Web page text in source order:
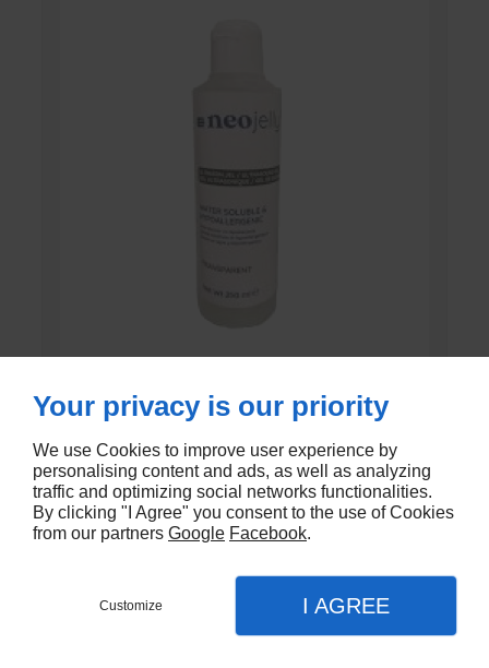
GEL DE CONTACT UNI’GEL
€1,35
Your privacy is our priority
We use Cookies to improve user experience by
personalising content and ads, as well as analyzing
traffic and optimizing social networks functionalities.
By clicking "I Agree" you consent to the use of Cookies
from our partners Google Facebook.
Customize I AGREE